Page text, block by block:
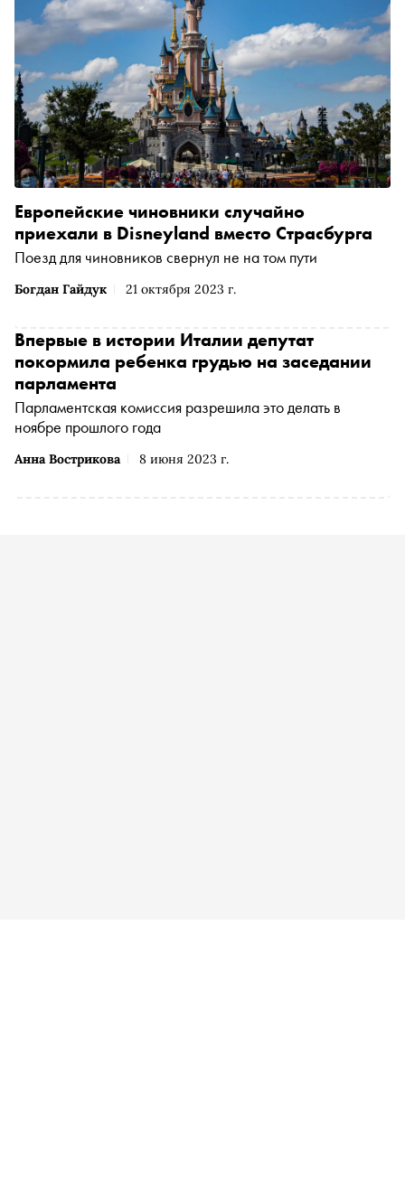
Богдан Гайдук 21 октября 2023 г.
Европейские чиновники случайно
приехали в Disneyland вместо Страсбурга
Поезд для чиновников свернул не на том пути
Анна Вострикова 8 июня 2023 г.
Впервые в истории Италии депутат
покормила ребенка грудью на заседании
парламента
Парламентская комиссия разрешила это делать в
ноябре прошлого года